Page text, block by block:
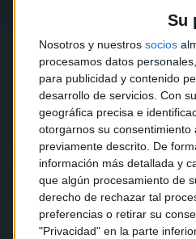
Su
Nosotros y nuestros socios
procesamos datos
para publicidad y contenido
desarrollo de servicios. Con
geográfica precisa e
otorgarnos su
previamente descrito. De
información más detallada y
que algún procesamiento de
derecho de rechazar tal
preferencias o retirar su
"Privacidad" en la parte